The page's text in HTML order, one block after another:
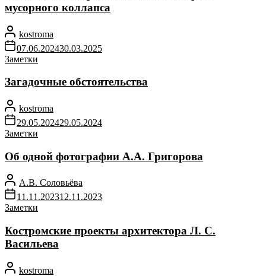
мусорного коллапса
kostroma
07.06.202430.03.2025
Заметки
Загадочные обстоятельства
kostroma
29.05.202429.05.2024
Заметки
Об одной фотографии А.А. Григорова
А.В. Соловьёва
11.11.202312.11.2023
Заметки
Костромские проекты архитектора Л. С.
Васильева
kostroma